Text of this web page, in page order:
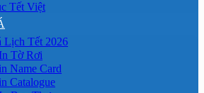
Tết Việt
Lịch Tết 2026
Tờ Rơi
Name Card
Catalogue